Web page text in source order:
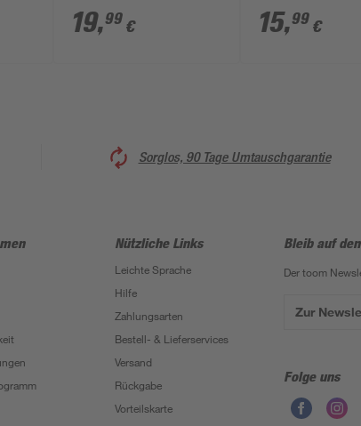
19,99 € 15,99 €
Sorglos, 90 Tage Umtauschgarantie
Nützliche Links
Leichte Sprache
Hilfe
Zahlungsarten
Bestell- & Lieferservices
Versand
Rückgabe
Vorteilskarte
Bleib auf
Der toom
Zur
Folge uns